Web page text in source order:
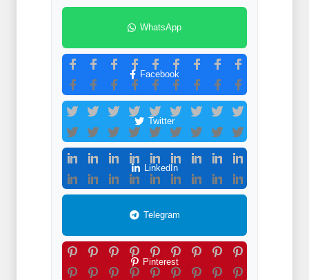
WhatsApp
Facebook
Twitter
LinkedIn
Telegram
Pinterest